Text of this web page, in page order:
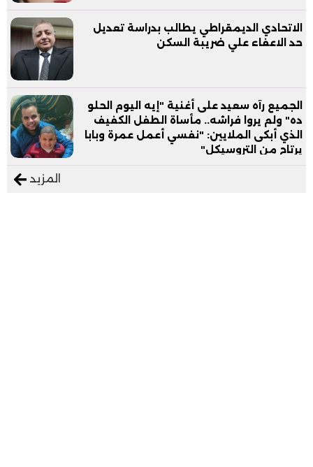
الاتحادي الديمقراطي يطالب بدراسة تعديل
حد الاعفاء علي ضريبة السكن
الجميع رآه سعيد على أغنية "إيه اليوم الحلو
ده" ولم يروا فراشه.. مأساة الطفل الكفيف
الذي أبكى الملايين: "نفسي أعمل عمرة وبابا
يرتاح من التروسيكل"
المزيد